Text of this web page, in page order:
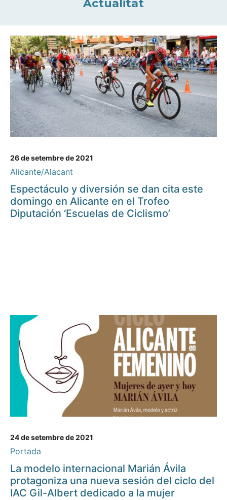
Actualitat
26 de setembre de 2021
Alicante/Alacant
Espectáculo y diversión se dan cita este
domingo en Alicante en el Trofeo
Diputación ‘Escuelas de Ciclismo’
24 de setembre de 2021
Portada
La modelo internacional Marián Ávila
protagoniza una nueva sesión del ciclo del
IAC Gil-Albert dedicado a la mujer